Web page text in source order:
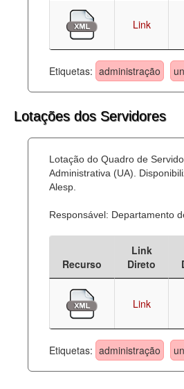
Link
Etiquetas: administração
Lotações dos Servidores
Lotação do Quadro de
Administrativa (UA).
Alesp.
Responsável: Departamento
Recurso
Link
Direto
Link
Etiquetas: administração